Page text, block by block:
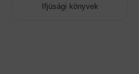
Ifjúsági könyvek